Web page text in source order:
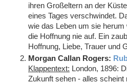
ihren Großeltern an der
eines Tages verschwindet.
wie das Leben um sie
die Hoffnung nie auf. Ein
Hoffnung, Liebe, Trauer und
Morgan Callan Rogers:
Klappentext: London, 1896:
Zukunft sehen - alles